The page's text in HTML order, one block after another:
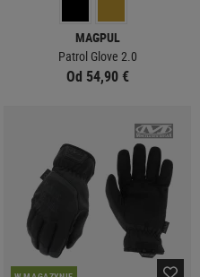
MAGPUL
Patrol Glove 2.0
Od 54,90 €